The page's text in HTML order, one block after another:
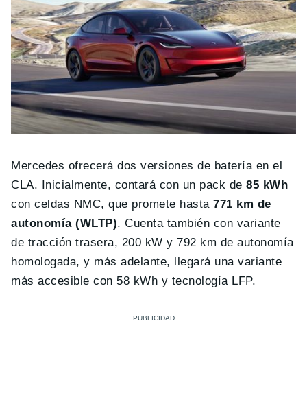
Mercedes ofrecerá dos versiones de batería en el
CLA. Inicialmente, contará con un pack de 85 kWh
con celdas NMC, que promete hasta771 km de
autonomía (WLTP). Cuenta también con variante
de tracción trasera, 200 kW y 792 km de autonomía
homologada, y más adelante, llegará una variante
más accesible con 58 kWh y tecnología LFP.